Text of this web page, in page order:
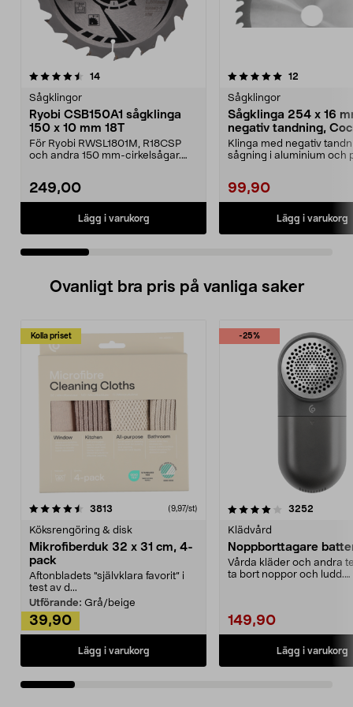
14recensioner
Sågklingor
Ryobi CSB150A1 sågklinga
150 x 10 mm 18T
För Ryobi RWSL1801M, R18CSP
och andra 150 mm-cirkelsågar.
249,00
Lägg i varukorg
5.0 av 5 stjärnor 12
Sågklingor
Sågklinga 254 x 16
negativ tandning,
Klinga med negativ
sågning i aluminium och
99,90
Lägg i varukorg
5.0 av 5 stjärnor
Ovanligt bra pris på vanliga saker
Kolla priset
3813 (9,97/st)
Köksrengöring & disk
Mikrofiberduk 32 x 31 cm, 4-
pack
Aftonbladets "självklara favorit” i
test av d...
Utförande: Grå/beige
39,90
Lägg i varukorg
-25%
4.0av 5 stjärnor 3252
Klädvård
Noppborttagare
Vårda kläder och andra
ta bort noppor och ludd.
149,90
Lägg i varukorg
4.5av 5 stjärnor